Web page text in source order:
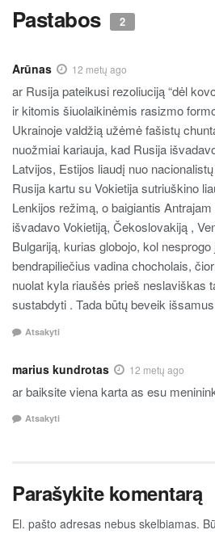
Pastabos 2
Arūnas 12 metų ago
ar Rusija pateikusi rezoliuciją “dėl
ir kitomis šiuolaikinėmis rasizmo
Ukrainoje valdžią užėmė fašistų
nuožmiai kariauja, kad Rusija
Latvijos, Estijos liaudį nuo
Rusija kartu su Vokietija sutriuškino
Lenkijos režimą, o baigiantis
išvadavo Vokietiją, Čekoslovakiją ,
Bulgariją, kurias globojo, kol
bendrapiliečius vadina chocholais,
nuolat kyla riaušės prieš neslaviškas
sustabdyti . Tada būtų beveik
Atsakyti
marius kundrotas 12 metų ago
ar baiksite viena karta as esu
Atsakyti
Parašykite komentarą
El. pašto adresas nebus skelbiamas.